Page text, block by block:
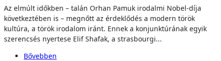
Az elmúlt időkben – talán Orhan Pamuk irodalmi Nobel-díja
követ­keztében is – megnőtt az érdeklődés a modern török
kultúra, a török iro­dalom iránt. Ennek a konjunktúrának egyik
szerencsés nyertese Elif Shafak, a strasbourgi...
Bővebben